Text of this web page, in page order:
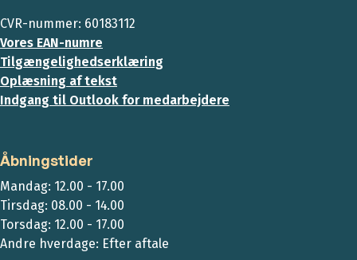
CVR-nummer: 60183112
Vores EAN-numre
Tilgængelighedserklæring
Oplæsning af tekst
Indgang til Outlook for medarbejdere
Åbningstider
Mandag: 12.00 - 17.00
Tirsdag: 08.00 - 14.00
Torsdag: 12.00 - 17.00
Andre hverdage: Efter aftale